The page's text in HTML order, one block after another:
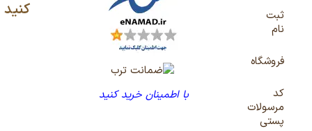
ثبت
نام
فروشگاه
کد
مرسولات
پستی
با اطمینان خرید کنید
کنید